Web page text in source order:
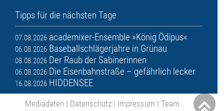
Tipps für die nächsten Tage
07.08.2026 academixer-Ensemble »König Ödipus«
06.08.2026 Baseballschlägerjahre in Grünau
08.08.2026 Der Raub der Sabinerinnen
06.08.2026 Die Eisenbahnstraße – gefährlich lecker
16.08.2026 HIDDENSEE
Mediadaten | Datenschutz | Impressum | Team